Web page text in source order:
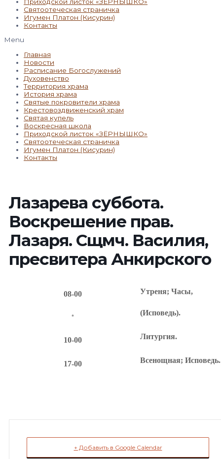
Святоотеческая страничка
Игумен Платон (Кисурин)
Контакты
Menu
Главная
Новости
Расписание Богослужений
Духовенство
Территория храма
История храма
Святые покровители храма
Крестовоздвиженский храм
Святая купель
Воскресная школа
Приходской листок «ЗЁРНЫШКО»
Святоотеческая страничка
Игумен Платон (Кисурин)
Контакты
Лазарева суббота.
Воскрешение прав.
Лазаря. Сщмч. Василия,
пресвитера Анкирского
08-00
*
10-00
17-00
Утреня; Часы,
(Исповедь).
Литургия.
Всенощная; Исповедь.
+ Добавить в Google Calendar